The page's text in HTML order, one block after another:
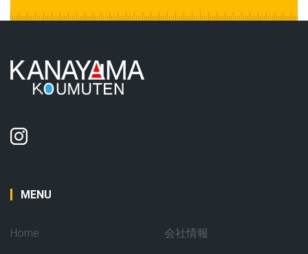
MENU
Home 会社情報